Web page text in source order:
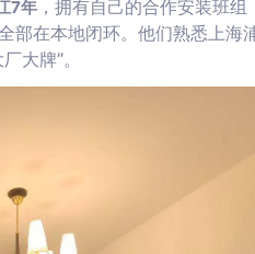
7年，拥有自己的合作安装班组
在本地闭环。他们熟悉上海
大牌”。